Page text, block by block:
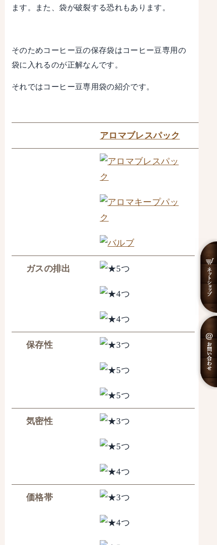
ます。また、袋が破裂する恐れもあります。
そのためコーヒー豆の保存袋はコーヒー豆専用の
袋に入れるのが正解なんです。
それではコーヒー豆専用袋の紹介です。
アロマブレスパック
ガスの排出
保存性
気密性
価格帯